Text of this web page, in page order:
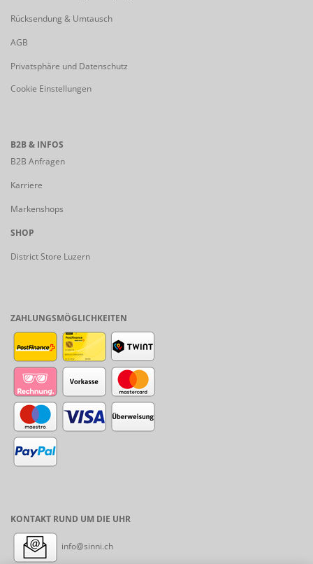
Rücksendung & Umtausch
AGB
Privatsphäre und Datenschutz
Cookie Einstellungen
B2B & INFOS
B2B Anfragen
Karriere
Markenshops
SHOP
District Store Luzern
ZAHLUNGSMÖGLICHKEITEN
KONTAKT RUND UM DIE UHR
info@sinni.ch